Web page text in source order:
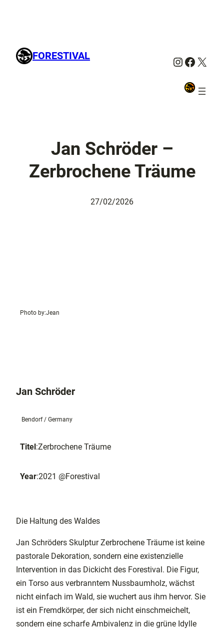
FORESTIVAL X
Jan Schröder –
Zerbrochene Träume
27/02/2026
Photo by:Jean
Jan Schröder
Bendorf / Germany
Titel :Zerbrochene Träume
Year:2021 @Forestival
Die Haltung des Waldes
Jan Schröders Skulptur Zerbrochene Träume ist keine
pastorale Dekoration, sondern eine existenzielle
Intervention in das Dickicht des Forestival. Die Figur,
ein Torso aus verbranntem Nussbaumholz, wächst
nicht einfach im Wald, sie wuchert aus ihm hervor. Sie
ist ein Fremdkörper, der sich nicht einschmeichelt,
sondern eine scharfe Ambivalenz in die grüne Idylle